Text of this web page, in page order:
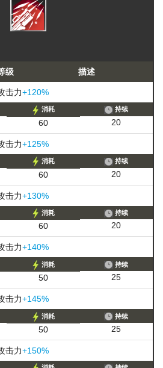
级 描述
击力+120%
消耗
60
持续
20
击力+125%
消耗
60
持续
20
击力+130%
消耗
60
持续
20
击力+140%
消耗
50
持续
25
击力+145%
消耗
50
持续
25
击力+150%